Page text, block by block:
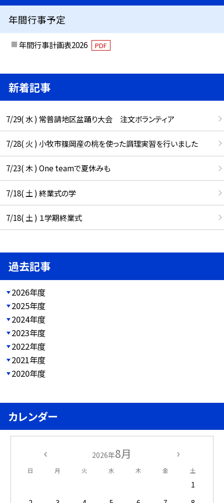
年間行事予定
年間行事計画表2026 PDF
新着記事
7/29( 水 ) 常普請地区盆踊り大会 注文ボランティア
7/28( 火 ) 小牧市篠岡産の桃を使った調理実習を行いました
7/23( 木 ) One teamで夏休みも
7/18( 土 ) 終業式の学
7/18( 土 ) １学期終業式
過去記事
2026年度
2025年度
2024年度
2023年度
2022年度
2021年度
2020年度
カレンダー
2026年8月
日 月 火 水 木 金 土
1